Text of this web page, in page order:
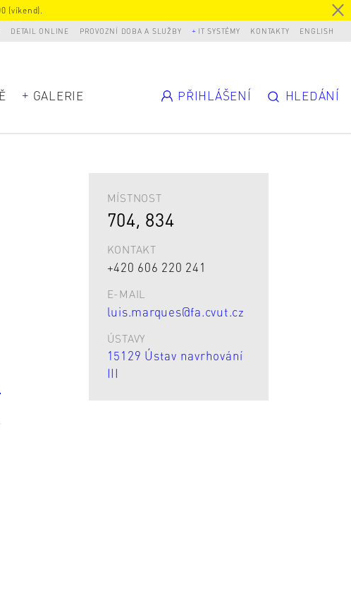
(víkend).
DETAIL ONLINE PROVOZNÍ DOBA A SLUŽBY IT SYSTÉMY KONTAKTY ENGLISH
GALERIE PŘIHLÁŠENÍ HLEDÁNÍ
MÍSTNOST
704, 834
KONTAKT
+420 606 220 241
E-MAIL
luis.marques@fa.cvut.cz
ÚSTAVY
15129 Ústav navrhování
III